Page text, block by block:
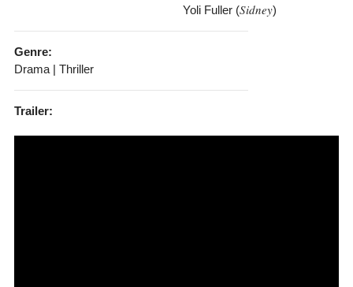
Yoli Fuller (Sidney)
Genre:
Drama | Thriller
Trailer: